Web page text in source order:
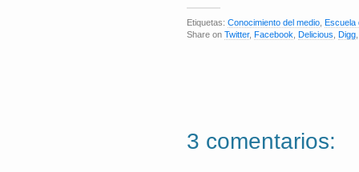
Etiquetas: Conocimiento del medio Escuela
Share on Twitter, Facebook Delicious Digg
3 comentarios: